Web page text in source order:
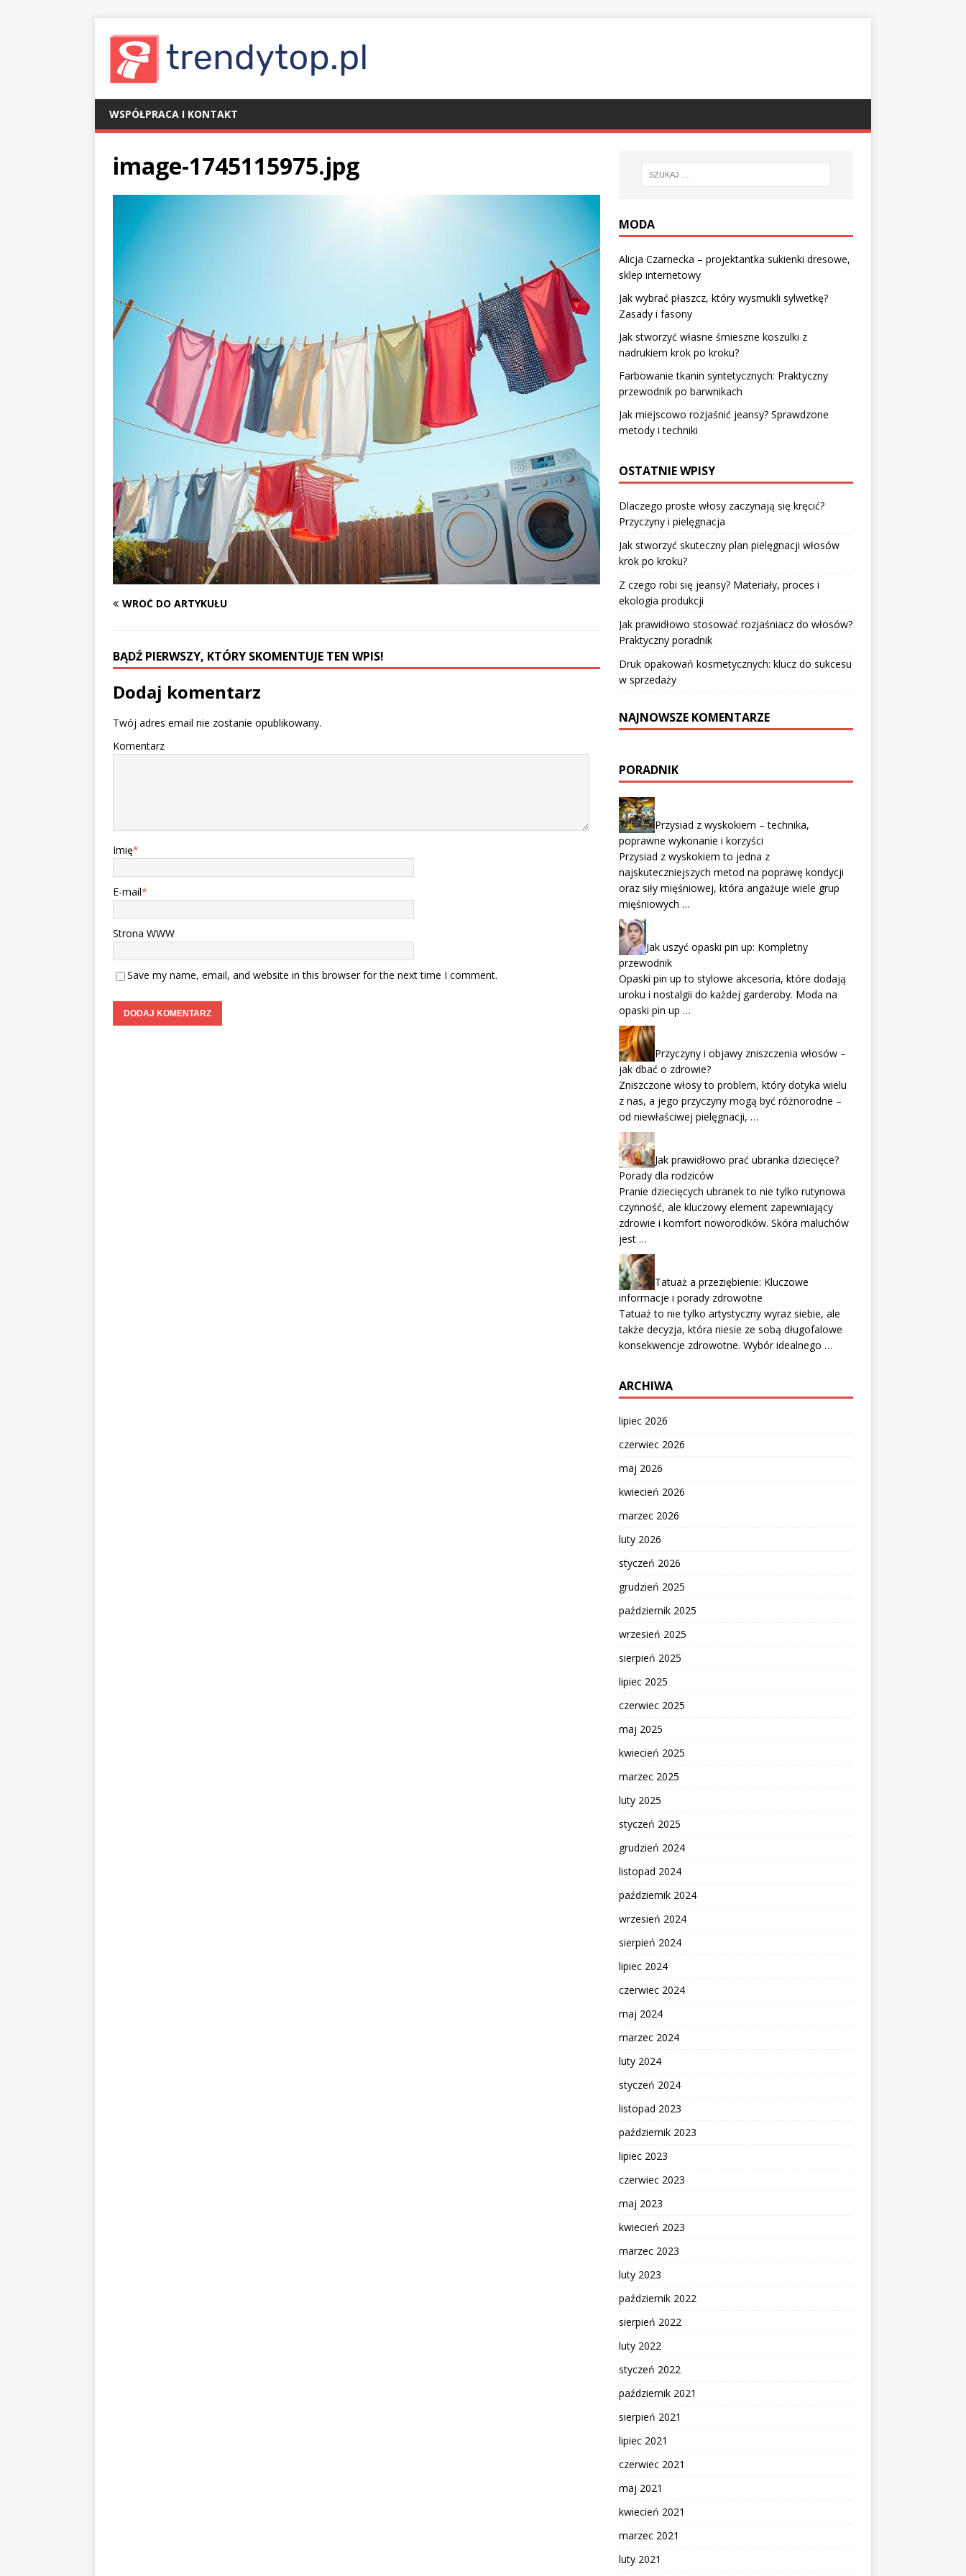
WSPÓŁPRACA I KONTAKT
image-1745115975.jpg
WRÓĆ DO ARTYKUŁU
BĄDŹ PIERWSZY, KTÓRY SKOMENTUJE TEN WPIS!
Dodaj komentarz
Twój adres email nie zostanie opublikowany.
Komentarz
Imię*
E-mail*
Strona WWW
Save my name, email, and website in this browser for the next time I comment.
MODA
Alicja Czarnecka – projektantka sukienki dresowe,
sklep internetowy
Jak wybrać płaszcz, który wysmukli sylwetkę?
Zasady i fasony
Jak stworzyć własne śmieszne koszulki z
nadrukiem krok po kroku?
Farbowanie tkanin syntetycznych: Praktyczny
przewodnik po barwnikach
Jak miejscowo rozjaśnić jeansy? Sprawdzone
metody i techniki
OSTATNIE WPISY
Dlaczego proste włosy zaczynają się kręcić?
Przyczyny i pielęgnacja
Jak stworzyć skuteczny plan pielęgnacji włosów
krok po kroku?
Z czego robi się jeansy? Materiały, proces i
ekologia produkcji
Jak prawidłowo stosować rozjaśniacz do włosów?
Praktyczny poradnik
Druk opakowań kosmetycznych: klucz do sukcesu
w sprzedaży
NAJNOWSZE KOMENTARZE
PORADNIK
Przysiad z wyskokiem – technika,
poprawne wykonanie i korzyści
Przysiad z wyskokiem to jedna z
najskuteczniejszych metod na poprawę kondycji
oraz siły mięśniowej, która angażuje wiele grup
mięśniowych …
Jak uszyć opaski pin up: Kompletny
przewodnik
Opaski pin up to stylowe akcesoria, które dodają
uroku i nostalgii do każdej garderoby. Moda na
opaski pin up …
Przyczyny i objawy zniszczenia włosów –
jak dbać o zdrowie?
Zniszczone włosy to problem, który dotyka wielu
z nas, a jego przyczyny mogą być różnorodne –
od niewłaściwej pielęgnacji, …
Jak prawidłowo prać ubranka dziecięce?
Porady dla rodziców
Pranie dziecięcych ubranek to nie tylko rutynowa
czynność, ale kluczowy element zapewniający
zdrowie i komfort noworodków. Skóra maluchów
jest …
Tatuaż a przeziębienie: Kluczowe
informacje i porady zdrowotne
Tatuaż to nie tylko artystyczny wyraz siebie, ale
także decyzja, która niesie ze sobą długofalowe
konsekwencje zdrowotne. Wybór idealnego …
ARCHIWA
lipiec 2026
czerwiec 2026
maj 2026
kwiecień 2026
marzec 2026
luty 2026
styczeń 2026
grudzień 2025
październik 2025
wrzesień 2025
sierpień 2025
lipiec 2025
czerwiec 2025
maj 2025
kwiecień 2025
marzec 2025
luty 2025
styczeń 2025
grudzień 2024
listopad 2024
październik 2024
wrzesień 2024
sierpień 2024
lipiec 2024
czerwiec 2024
maj 2024
marzec 2024
luty 2024
styczeń 2024
listopad 2023
październik 2023
lipiec 2023
czerwiec 2023
maj 2023
kwiecień 2023
marzec 2023
luty 2023
październik 2022
sierpień 2022
luty 2022
styczeń 2022
październik 2021
sierpień 2021
lipiec 2021
czerwiec 2021
maj 2021
kwiecień 2021
marzec 2021
luty 2021